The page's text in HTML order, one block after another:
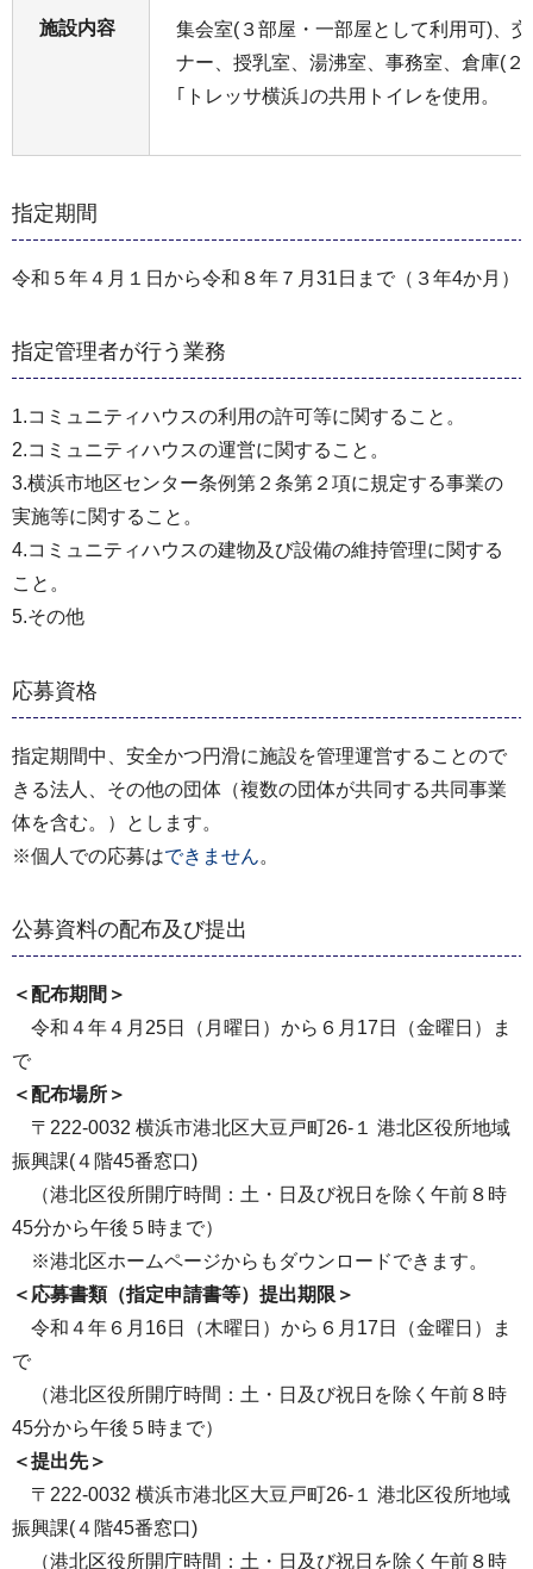
施設内容
集会室(３部屋・一部屋として利用可)、
ナー、授乳室、湯沸室、事務室、倉庫(２
｢トレッサ横浜｣の共用トイレを使用。
指定期間
令和５年４月１日から令和８年７月31日まで（３年4か月）
指定管理者が行う業務
1.コミュニティハウスの利用の許可等に関すること。
2.コミュニティハウスの運営に関すること。
3.横浜市地区センター条例第２条第２項に規定する事業の
実施等に関すること。
4.コミュニティハウスの建物及び設備の維持管理に関する
こと。
5.その他
応募資格
指定期間中、安全かつ円滑に施設を管理運営することので
きる法人、その他の団体（複数の団体が共同する共同事業
体を含む。）とします。
※個人での応募はできません。
公募資料の配布及び提出
＜配布期間＞
令和４年４月25日（月曜日）から６月17日（金曜日）ま
で
＜配布場所＞
〒222-0032 横浜市港北区大豆戸町26-１ 港北区役所地域
振興課(４階45番窓口)
（港北区役所開庁時間：土・日及び祝日を除く午前８時
45分から午後５時まで）
※港北区ホームページからもダウンロードできます。
＜応募書類（指定申請書等）提出期限＞
令和４年６月16日（木曜日）から６月17日（金曜日）ま
で
（港北区役所開庁時間：土・日及び祝日を除く午前８時
45分から午後５時まで）
＜提出先＞
〒222-0032 横浜市港北区大豆戸町26-１ 港北区役所地域
振興課(４階45番窓口)
（港北区役所開庁時間：土・日及び祝日を除く午前８時